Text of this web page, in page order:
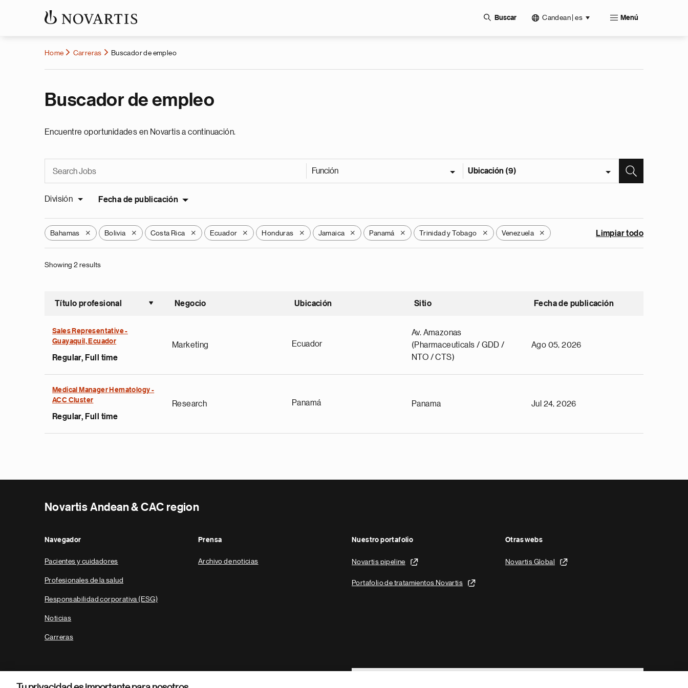
Buscar Candean | es Menú
Home Carreras Buscador de empleo
Buscador de empleo
Encuentre oportunidades en Novartis a continuación.
Función Ubicación (9)
División Fecha de publicación
Bahamas X Bolivia X Costa Rica X Ecuador X Honduras X Jamaica X Panamá X Trinidad y Tobago X Venezuela X Limpiar todo
Showing 2 results
Título profesional
Ordenar ascendente
Negocio Ubicación Sitio Fecha de publicación
Sales Representative -
Guayaquil, Ecuador
Regular, Full time
Marketing Ecuador
Av. Amazonas
(Pharmaceuticals / GDD /
NTO / CTS)
Ago 05, 2026
Medical Manager Hematology -
ACC Cluster
Regular, Full time
Research Panamá Panama Jul 24, 2026
Novartis Andean & CAC region
Navegador
Pacientes y cuidadores
Profesionales de la salud
Responsabilidad corporativa (ESG)
Noticias
Carreras
Prensa
Archivo de noticias
Nuestro portafolio
Novartis pipeline
Portafolio de tratamientos Novartis
Otras webs
Novartis Global
Footer Site Search